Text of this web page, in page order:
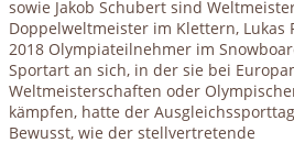
sowie Jakob Schubert sind
Doppelweltmeister im Klettern, Lukas
2018 Olympiateilnehmer im
Sportart an sich, in der sie bei
Weltmeisterschaften oder
kämpfen, hatte der
Bewusst, wie der stellvertretende